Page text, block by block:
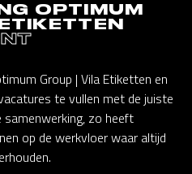
OPTIMUM
Group | Vila Etiketten en
te vullen met de juiste
zo heeft
op de werkvloer waar altijd